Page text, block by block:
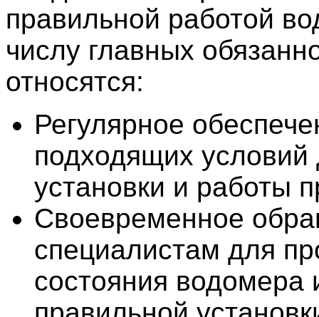
правильной работой
числу главных
относятся:
Регулярное
подходящих условий
установки и работы
Своевременное
специалистам для
состояния водомера